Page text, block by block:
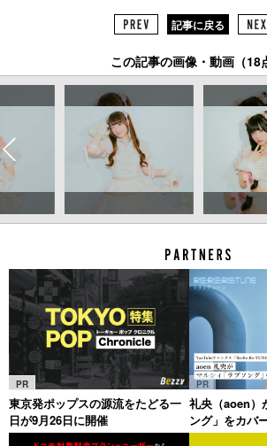
記事に戻る
この記事の画像・動画（18
PR
東京発ポップスの源流をたどる一
日が9月26日に開催
PR
礼央（aoen）
ング」をカバ